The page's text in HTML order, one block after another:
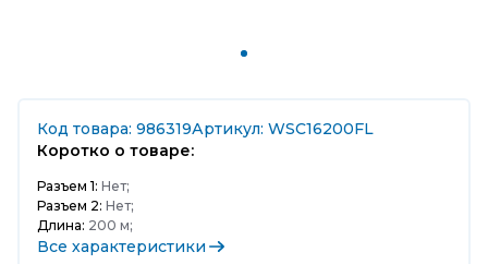
Код товара: 986319Артикул: WSC16200FL
Коротко о товаре:
Разъем 1: Нет;
Разъем 2: Нет;
Длина: 200 м;
Все характеристики